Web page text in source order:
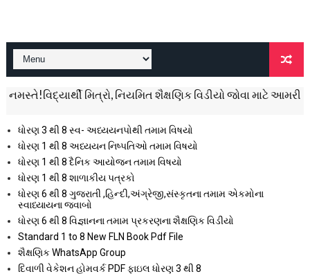
મિત્રો, નિયમિત શૈક્ષણિક વિડીયો જોવા માટે આમરી યુ ટ્યુબ
ધોરણ 3 થી 8 સ્વ- અધ્યયનપોથી તમામ વિષયો
ધોરણ 1 થી 8 અધ્યયન નિષ્પતિઓ તમામ વિષયો
ધોરણ 1 થી 8 દૈનિક આયોજન તમામ વિષયો
ધોરણ 1 થી 8 શાળાકીય પત્રકો
ધોરણ 6 થી 8 ગુજરાતી ,હિન્દી,અંગ્રેજી,સંસ્કૃતના તમામ એકમોના
સ્વાધ્યાયના જવાબો
ધોરણ 6 થી 8 વિજ્ઞાનના તમામ પ્રકરણના શૈક્ષણિક વિડીયો
Standard 1 to 8 New FLN Book Pdf File
શૈક્ષણિક WhatsApp Group
દિવાળી વેકેશન હોમવર્ક PDF ફાઇલ ધોરણ 3 થી 8